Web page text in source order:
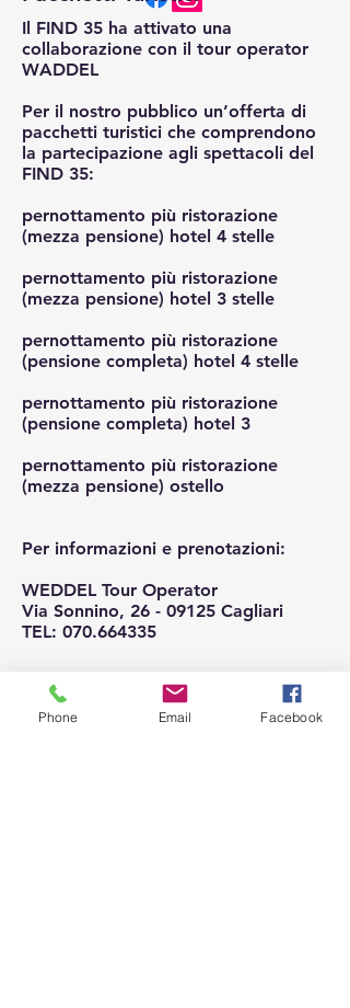
Il FIND 35 ha attivato una
collaborazione con il tour operator
WADDEL
Per il nostro pubblico un’offerta di
pacchetti turistici che comprendono
la partecipazione agli spettacoli del
FIND 35:
pernottamento più ristorazione
(mezza pensione) hotel 4 stelle
pernottamento più ristorazione
(mezza pensione) hotel 3 stelle
pernottamento più ristorazione
(pensione completa) hotel 4 stelle
pernottamento più ristorazione
(pensione completa) hotel 3
pernottamento più ristorazione
(mezza pensione) ostello
Per informazioni e prenotazioni:
WEDDEL Tour Operator
Via Sonnino, 26 - 09125 Cagliari
TEL: 070.664335
Phone Email Facebook